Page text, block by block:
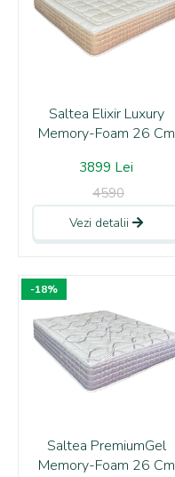
Saltea Elixir Luxury
Memory-Foam 26 Cm
3899 Lei
4590
Vezi detalii
-18%
Saltea PremiumGel
Memory-Foam 26 Cm